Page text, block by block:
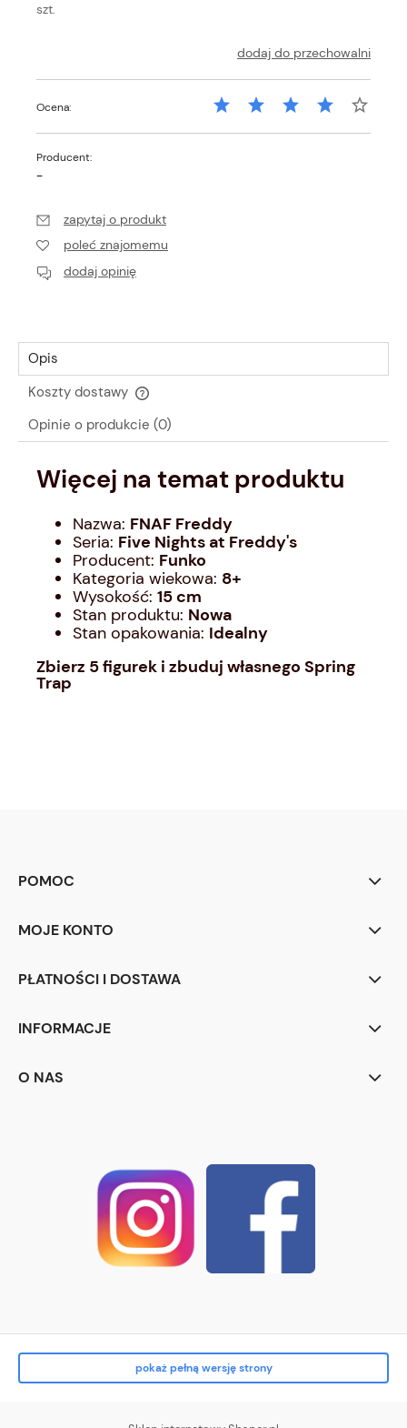
szt.
dodaj do przechowalni
Ocena:
Producent:
-
zapytaj o produkt
poleć znajomemu
dodaj opinię
Opis
Koszty dostawy
Cena nie zawiera ewentualnych kosztów płatności
Opinie o produkcie (0)
Więcej na temat produktu
Nazwa: FNAF Freddy
Seria: Five Nights at Freddy's
Producent: Funko
Kategoria wiekowa: 8+
Wysokość: 15 cm
Stan produktu: Nowa
Stan opakowania: Idealny
Zbierz 5 figurek i zbuduj własnego Spring
Trap
POMOC
MOJE KONTO
PŁATNOŚCI I DOSTAWA
INFORMACJE
O NAS
pokaż pełną wersję strony